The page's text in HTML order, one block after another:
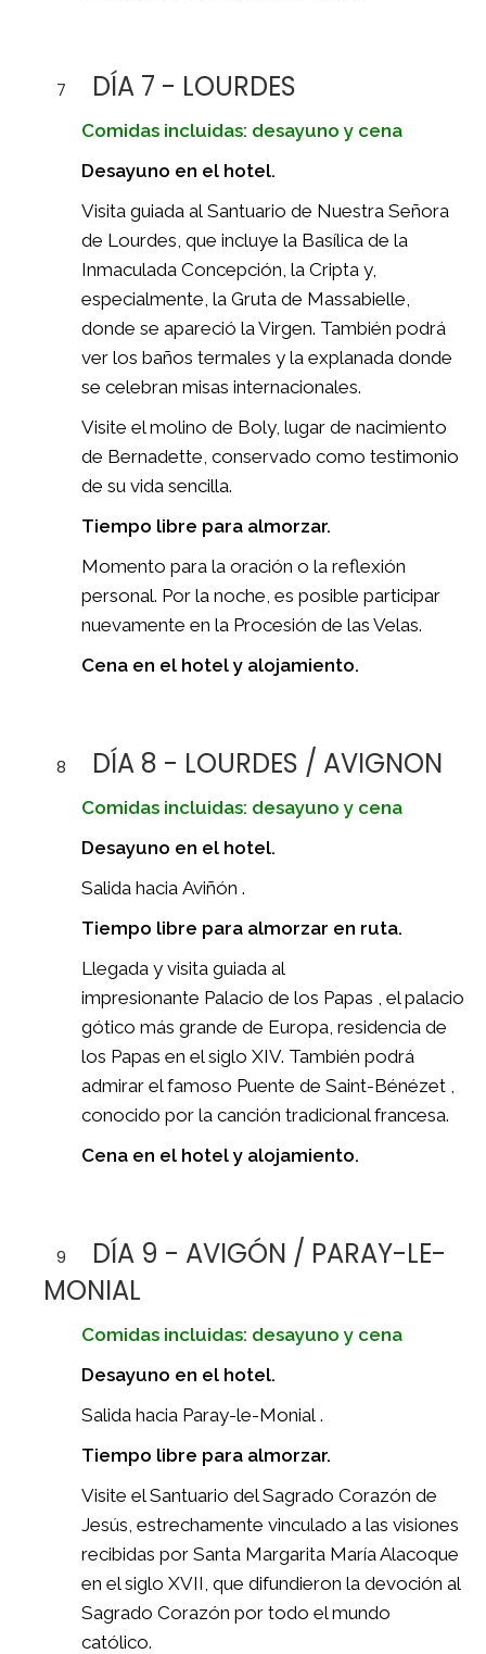
7 DÍA 7 - LOURDES
Comidas incluidas: desayuno y cena
Desayuno en el hotel.
Visita guiada al Santuario de Nuestra Señora
de Lourdes, que incluye la Basílica de la
Inmaculada Concepción, la Cripta y,
especialmente, la Gruta de Massabielle,
donde se apareció la Virgen. También podrá
ver los baños termales y la explanada donde
se celebran misas internacionales.
Visite el molino de Boly, lugar de nacimiento
de Bernadette, conservado como testimonio
de su vida sencilla.
Tiempo libre para almorzar.
Momento para la oración o la reflexión
personal. Por la noche, es posible participar
nuevamente en la Procesión de las Velas.
Cena en el hotel y alojamiento.
8 DÍA 8 - LOURDES / AVIGNON
Comidas incluidas: desayuno y cena
Desayuno en el hotel.
Salida hacia Aviñón .
Tiempo libre para almorzar en ruta.
Llegada y visita guiada al
impresionante Palacio de los Papas , el palacio
gótico más grande de Europa, residencia de
los Papas en el siglo XIV. También podrá
admirar el famoso Puente de Saint-Bénézet ,
conocido por la canción tradicional francesa.
Cena en el hotel y alojamiento.
9
DÍA 9 - AVIGÓN / PARAY-LE-
MONIAL
Comidas incluidas: desayuno y cena
Desayuno en el hotel.
Salida hacia Paray-le-Monial .
Tiempo libre para almorzar.
Visite el Santuario del Sagrado Corazón de
Jesús, estrechamente vinculado a las visiones
recibidas por Santa Margarita María Alacoque
en el siglo XVII, que difundieron la devoción al
Sagrado Corazón por todo el mundo
católico.